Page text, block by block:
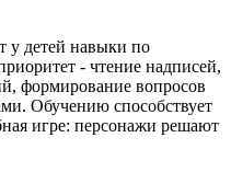
у детей навыки по
- чтение надписей,
формирование вопросов
Обучению способствует
игре: персонажи решают